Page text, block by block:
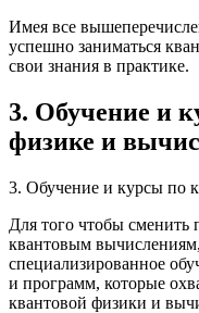
Имея все
успешно заниматься
свои знания в практике.
3. Обучение и
физике и
3. Обучение и курсы по
Для того чтобы сменить
квантовым
специализированное
и программ, которые
квантовой физики и